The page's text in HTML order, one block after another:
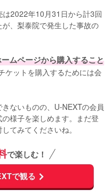
は2022年10月31日から計3回
、梨泰院で発生した事故の
ムページから購入すること
ケットを購入するためには会
ないものの、U-NEXTの会員
様子を楽しめます。まだ登
てみてくださいね。
で楽しむ！
で観る